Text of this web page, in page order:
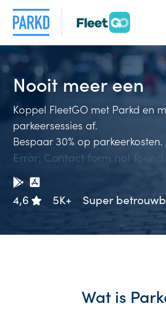
Nooit meer
Koppel FleetGO met Parkd en
parkeersessies af.
Bespaar 30% op parkeerkosten.
Error: Contact form not found.
4,6 5K+ Super
Wat is